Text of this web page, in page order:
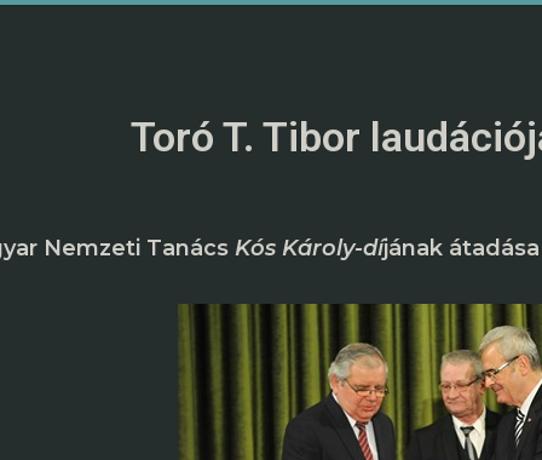
Toró T. Tibor
Nemzeti Tanács Kós Károly-díjának